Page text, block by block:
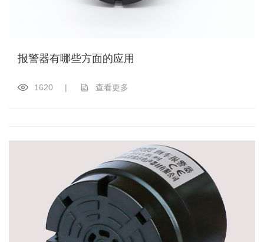
报警器有哪些方面的应用
1620 | 查看更多